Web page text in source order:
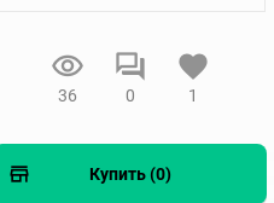
36 0 1
Купить (0)